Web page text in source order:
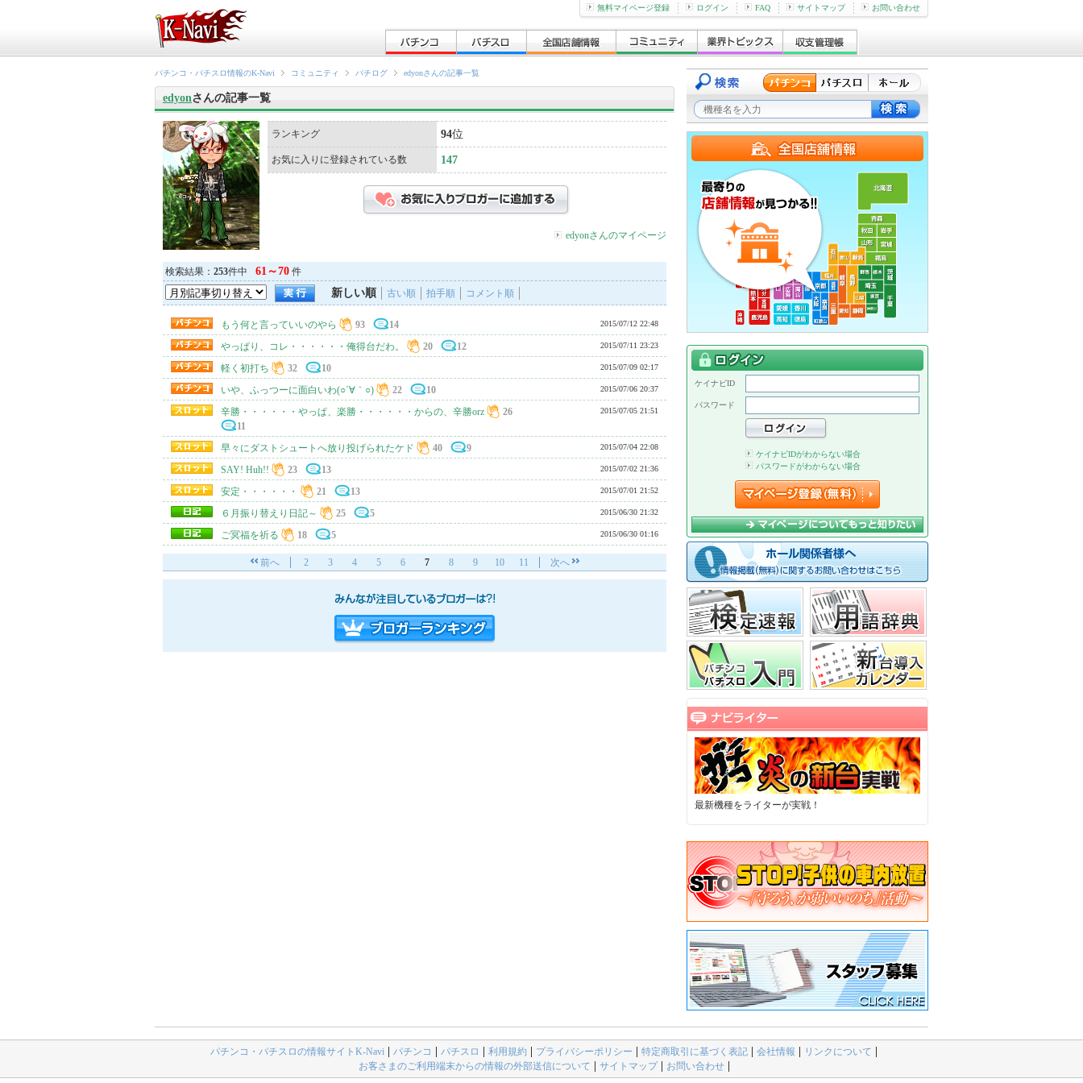
無料マイページ登録 ログイン FAQ サイトマップ お問い合わせ
パチンコ・パチスロ情報のK-Navi コミュニティ パチログ edyonさんの記事一覧
edyonさんの記事一覧
ランキング 94位
お気に入りに登録されている数 147
edyonさんのマイページ
検索結果： 253件中 61～70 件
新しい順 古い順 拍手順 コメント順
もう何と言っていいのやら 93 14 2015/07/12 22:48
やっぱり、コレ・・・・・・俺得台だわ。 20 12 2015/07/11 23:23
軽く初打ち 32 10 2015/07/09 02:17
いや、ふっつーに面白いわ(○´∀｀○) 22 10 2015/07/06 20:37
辛勝・・・・・・やっぱ、楽勝・・・・・・からの、辛勝orz
26
11
2015/07/05 21:51
早々にダストシュートへ放り投げられたケド 40 9 2015/07/04 22:08
SAY! Huh!! 23 13 2015/07/02 21:36
安定・・・・・・ 21 13 2015/07/01 21:52
６月振り替えり日記～ 25 5 2015/06/30 21:32
ご冥福を祈る 18 5 2015/06/30 01:16
前へ 2 3 4 5 6 7 8 9 10 11 次へ
ケイナビID
パスワード
ケイナビIDがわからない場合
パスワードがわからない場合
最新機種をライターが実戦！
パチンコ・パチスロの情報サイトK-Navi パチンコ パチスロ 利用規約 プライバシーポリシー 特定商取引に基づく表記 会社情報
リンクについて
お客さまのご利用端末からの情報の外部送信について
サイトマップ お問い合わせ